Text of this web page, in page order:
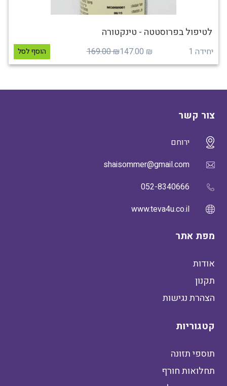
לטיפול בפרוסטטה - טינקטורה
יחידה 1 ₪ 147.00
₪ 169.00 הוסף לסל
צור קשר
ירוחם
shaisommer@gmail.com
052-8340666
www.teva4u.co.il
מפת אתר
אודות
תקנון
הצהרת נגישות
קטגוריות
תוספי תזונה
תחלואות חורף